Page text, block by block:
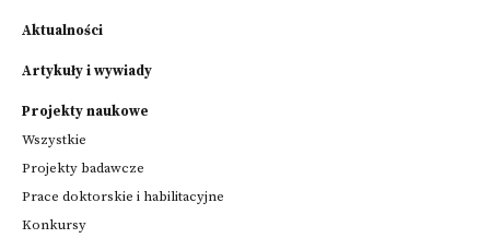
Aktualności
Artykuły i wywiady
Projekty naukowe
Wszystkie
Projekty badawcze
Prace doktorskie i habilitacyjne
Konkursy